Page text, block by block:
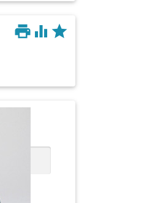
  